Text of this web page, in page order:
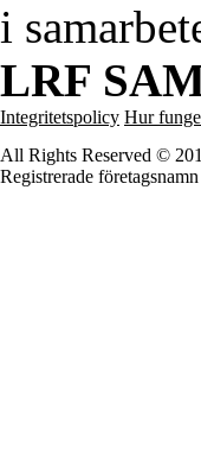
i
LRF
Integritetspolicy Hur
All Rights Reserved ©
Registrerade